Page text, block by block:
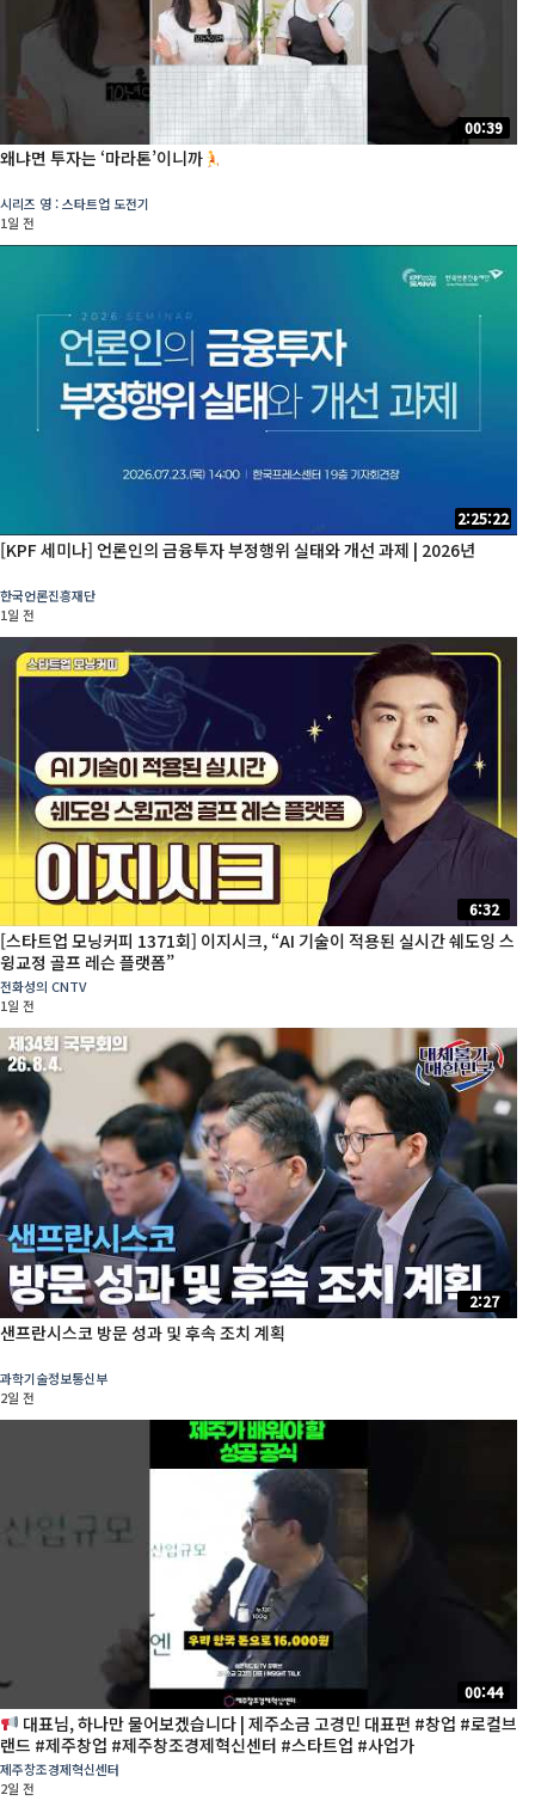
00:39
왜냐면 투자는 ‘마라톤’이니까
시리즈 영 : 스타트업 도전기
1일 전
2:25:22
[KPF 세미나] 언론인의 금융투자 부정행위 실태와 개선 과제 | 2026년
한국언론진흥재단
1일 전
6:32
[스타트업 모닝커피 1371회] 이지시크, “AI 기술이 적용된 실시간 쉐도잉 스
윙교정 골프 레슨 플랫폼”
전화성의 CNTV
1일 전
2:27
샌프란시스코 방문 성과 및 후속 조치 계획
과학기술정보통신부
2일 전
00:44
대표님, 하나만 물어보겠습니다 | 제주소금 고경민 대표편 #창업 #로컬브
랜드 #제주창업 #제주창조경제혁신센터 #스타트업 #사업가
제주창조경제혁신센터
2일 전